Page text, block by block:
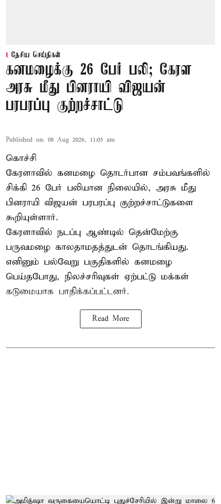
தேசிய செய்திகள்
கனமழைக்கு 26 பேர் பலி; கேரள
அரசு மீது பினராயி விஜயன்
பரபரப்பு குற்றச்சாட்டு
Published on: 08 Aug 2026, 11:05 am
கொச்சி
கேரளாவில் கனமழை தொடர்பான சம்பவங்களில்
சிக்கி 26 பேர் பலியான நிலையில், அரசு மீது
பினராயி விஜயன் பரபரப்பு குற்றச்சாட்டுகளை
கூறியுள்ளார்.
கேரளாவில் நடப்பு ஆண்டில் தென்மேற்கு
பருவமழை காலதாமதத்துடன் தொடங்கியது.
எனினும் பல்வேறு பகுதிகளில் கனமழை
பெய்தபோது, நிலச்சரிவுகள் ஏற்பட்டு மக்கள்
கடுமையாக பாதிக்கப்பட்டனர்.
Read More